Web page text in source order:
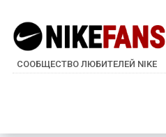
СООБЩЕСТВО ЛЮБИТЕЛЕЙ NIKE